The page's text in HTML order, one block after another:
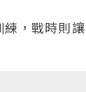
，戰時則